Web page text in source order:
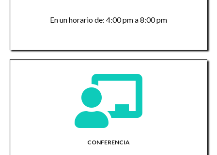
En un horario de: 4:00 pm a 8:00 pm
CONFERENCIA